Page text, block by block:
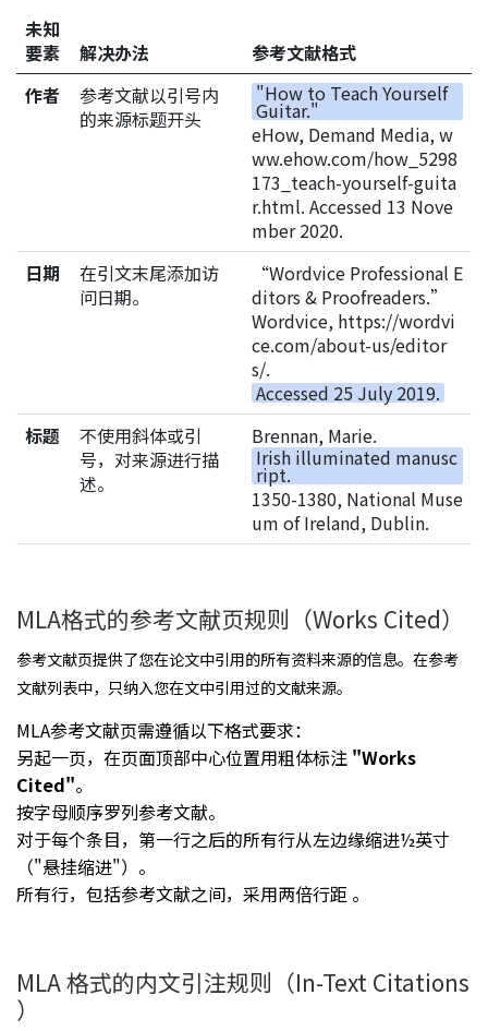
未知
要素
解决办法
参考文献格式
作者
参考文献以引号内
的来源标题开头
"How to Teach Yourself
Guitar."
eHow, Demand Media, w
ww.ehow.com/how_5298
173_teach-yourself-guita
r.html. Accessed 13 Nove
mber 2020.
日期
在引文末尾添加访
问日期。
“Wordvice Professional E
ditors & Proofreaders.”
Wordvice, https://wordvi
ce.com/about-us/editor
s/.
Accessed 25 July 2019.
标题
不使用斜体或引
号，对来源进行描
述。
Brennan, Marie.
Irish illuminated manusc
ript.
1350-1380, National Muse
um of Ireland, Dublin.
MLA格式的参考文献页规则（Works Cited）
参考文献页提供了您在论文中引用的所有资料来源的信息。在参考
文献列表中，只纳入您在文中引用过的文献来源。
MLA参考文献页需遵循以下格式要求：
另起一页，在页面顶部中心位置用粗体标注 "Works
Cited"。
按字母顺序罗列参考文献。
对于每个条目，第一行之后的所有行从左边缘缩进½英寸
（"悬挂缩进"）。
所有行，包括参考文献之间，采用两倍行距 。
MLA 格式的内文引注规则（In-Text Citations
）